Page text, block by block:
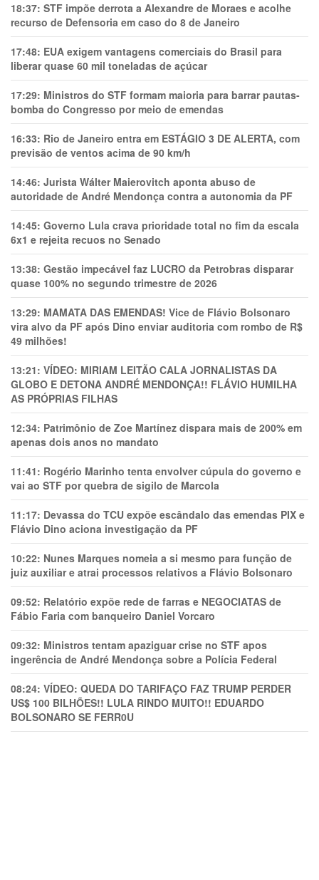
18:37: STF impõe derrota a Alexandre de Moraes e acolhe
recurso de Defensoria em caso do 8 de Janeiro
17:48: EUA exigem vantagens comerciais do Brasil para
liberar quase 60 mil toneladas de açúcar
17:29: Ministros do STF formam maioria para barrar pautas-
bomba do Congresso por meio de emendas
16:33: Rio de Janeiro entra em ESTÁGIO 3 DE ALERTA, com
previsão de ventos acima de 90 km/h
14:46: Jurista Wálter Maierovitch aponta abuso de
autoridade de André Mendonça contra a autonomia da PF
14:45: Governo Lula crava prioridade total no fim da escala
6x1 e rejeita recuos no Senado
13:38: Gestão impecável faz LUCRO da Petrobras disparar
quase 100% no segundo trimestre de 2026
13:29: MAMATA DAS EMENDAS! Vice de Flávio Bolsonaro
vira alvo da PF após Dino enviar auditoria com rombo de R$
49 milhões!
13:21: VÍDEO: MIRIAM LEITÃO CALA JORNALISTAS DA
GLOBO E DETONA ANDRÉ MENDONÇA!! FLÁVIO HUMILHA
AS PRÓPRIAS FILHAS
12:34: Patrimônio de Zoe Martínez dispara mais de 200% em
apenas dois anos no mandato
11:41: Rogério Marinho tenta envolver cúpula do governo e
vai ao STF por quebra de sigilo de Marcola
11:17: Devassa do TCU expõe escândalo das emendas PIX e
Flávio Dino aciona investigação da PF
10:22: Nunes Marques nomeia a si mesmo para função de
juiz auxiliar e atrai processos relativos a Flávio Bolsonaro
09:52: Relatório expõe rede de farras e NEGOCIATAS de
Fábio Faria com banqueiro Daniel Vorcaro
09:32: Ministros tentam apaziguar crise no STF apos
ingerência de André Mendonça sobre a Polícia Federal
08:24: VÍDEO: QUEDA DO TARIFAÇO FAZ TRUMP PERDER
US$ 100 BILHÕES!! LULA RINDO MUITO!! EDUARDO
BOLSONARO SE FERR0U